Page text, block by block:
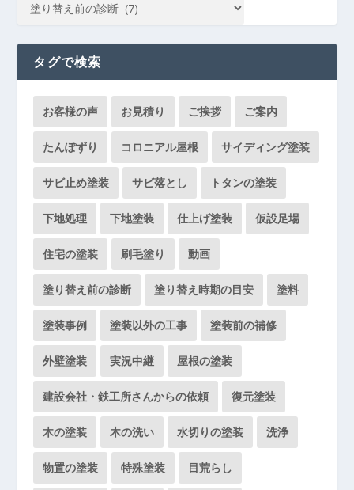
タグで検索
お客様の声 お見積り ご挨拶 ご案内
たんぽずり コロニアル屋根 サイディング塗装
サビ止め塗装 サビ落とし トタンの塗装
下地処理 下地塗装 仕上げ塗装 仮設足場
住宅の塗装 刷毛塗り 動画
塗り替え前の診断 塗り替え時期の目安 塗料
塗装事例 塗装以外の工事 塗装前の補修
外壁塗装 実況中継 屋根の塗装
建設会社・鉄工所さんからの依頼 復元塗装
木の塗装 木の洗い 水切りの塗装 洗浄
物置の塗装 特殊塗装 目荒らし